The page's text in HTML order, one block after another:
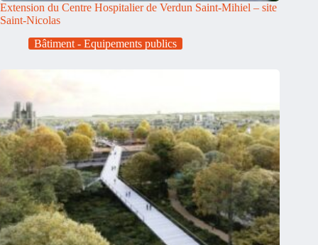
Extension du Centre Hospitalier de Verdun Saint-Mihiel – site
Saint-Nicolas
Bâtiment - Equipements publics